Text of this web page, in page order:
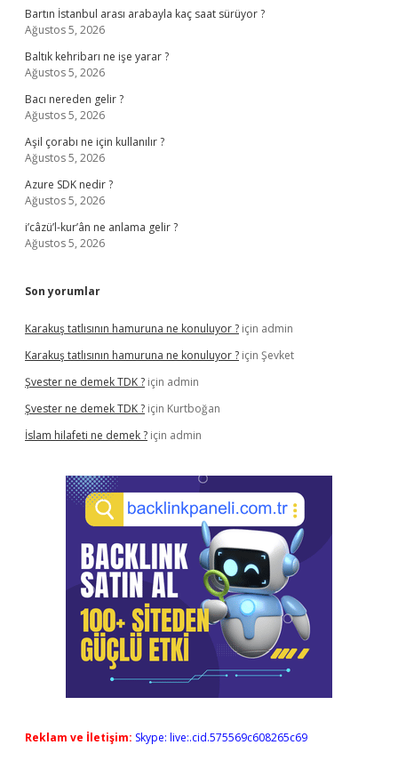
Bartın İstanbul arası arabayla kaç saat sürüyor ?
Ağustos 5, 2026
Baltık kehribarı ne işe yarar ?
Ağustos 5, 2026
Bacı nereden gelir ?
Ağustos 5, 2026
Aşil çorabı ne için kullanılır ?
Ağustos 5, 2026
Azure SDK nedir ?
Ağustos 5, 2026
i’câzü’l-kur’ân ne anlama gelir ?
Ağustos 5, 2026
Son yorumlar
Karakuş tatlısının hamuruna ne konuluyor ? için admin
Karakuş tatlısının hamuruna ne konuluyor ? için Şevket
Şvester ne demek TDK ? için admin
Şvester ne demek TDK ? için Kurtboğan
İslam hilafeti ne demek ? için admin
Reklam ve İletişim: Skype: live:.cid.575569c608265c69